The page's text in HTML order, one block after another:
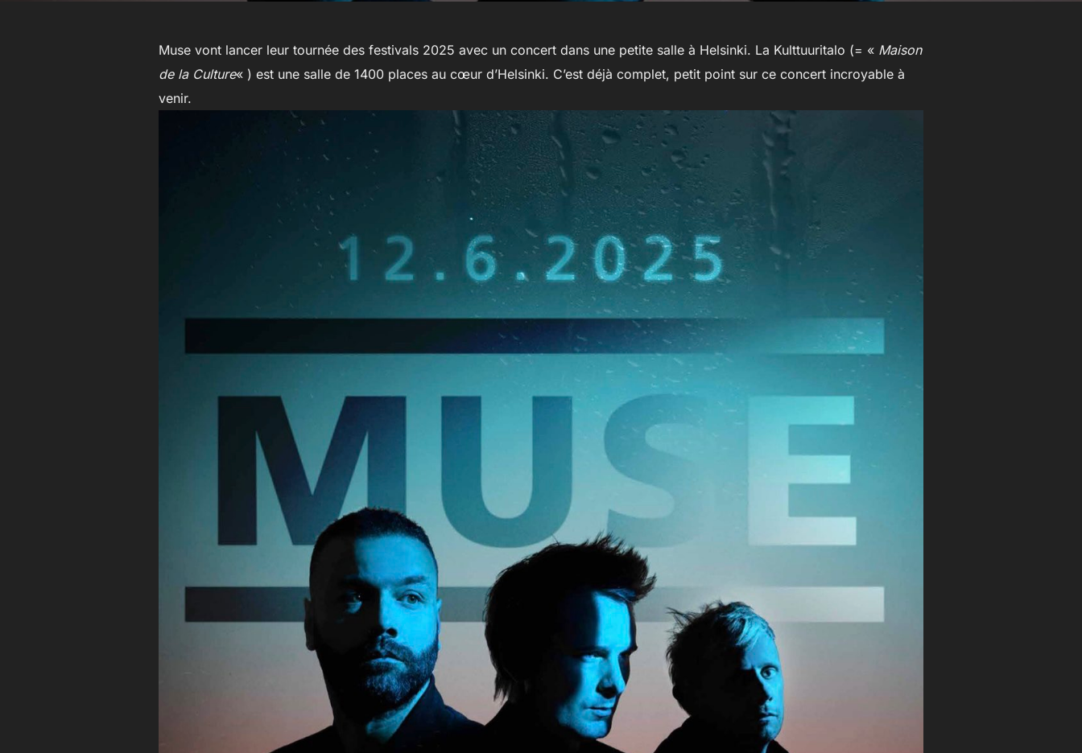
Muse vont lancer leur tournée des festivals 2025 avec un concert dans une petite salle à Helsinki. La Kulttuuritalo (= « Maison
de la Culture« ) est une salle de 1400 places au cœur d’Helsinki. C’est déjà complet, petit point sur ce concert incroyable à
venir.